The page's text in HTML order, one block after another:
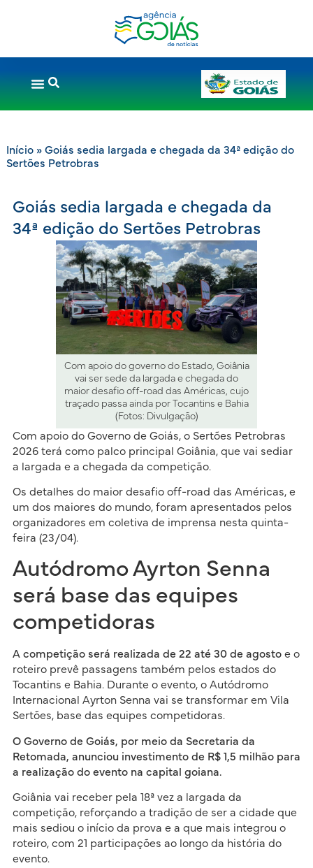
Início» Goiás sedia largada e chegada da 34ª edição do
Sertões Petrobras
Goiás sedia largada e chegada da
34ª edição do Sertões Petrobras
Com apoio do governo do Estado, Goiânia
vai ser sede da largada e chegada do
maior desafio off-road das Américas, cujo
traçado passa ainda por Tocantins e Bahia
(Fotos: Divulgação)
Com apoio do Governo de Goiás, o Sertões Petrobras
2026 terá como palco principal Goiânia, que vai sediar
a largada e a chegada da competição.
Os detalhes do maior desafio off-road das Américas, e
um dos maiores do mundo, foram apresentados pelos
organizadores em coletiva de imprensa nesta quinta-
feira (23/04).
Autódromo Ayrton Senna
será base das equipes
competidoras
A competição será realizada de 22 até 30 de agostoe o
roteiro prevê passagens também pelos estados do
Tocantins e Bahia. Durante o evento, o Autódromo
Internacional Ayrton Senna vai se transformar em Vila
Sertões, base das equipes competidoras.
O Governo de Goiás, por meio da Secretaria da
Retomada, anunciou investimento de R$ 1,5 milhão para
a realização do evento na capital goiana.
Goiânia vai receber pela 18ª vez a largada da
competição, reforçando a tradição de ser a cidade que
mais sediou o início da prova e a que mais integrou o
roteiro, com 21 participações ao longo da história do
evento.